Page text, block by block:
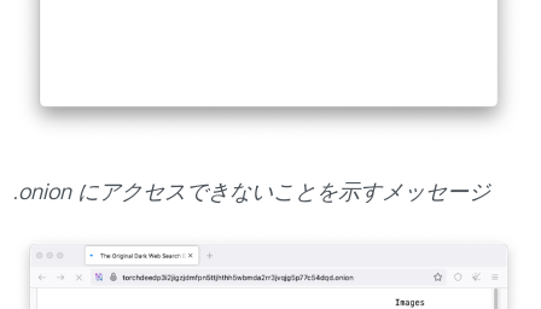
.onion にアクセスできないことを示すメッセージ